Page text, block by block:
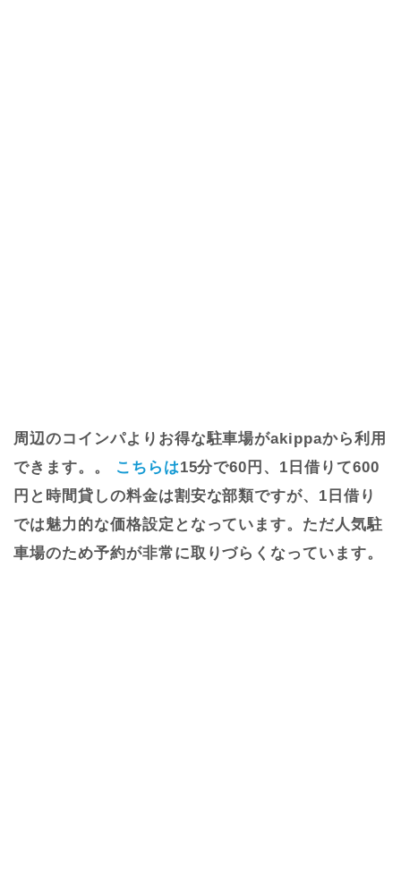
周辺のコインパよりお得な駐車場がakippaから利用
できます。。
こちらは15分で60円、1日借りて600
円と時間貸しの料金は割安な部類ですが、1日借り
では魅力的な価格設定となっています。ただ人気駐
車場のため予約が非常に取りづらくなっています。